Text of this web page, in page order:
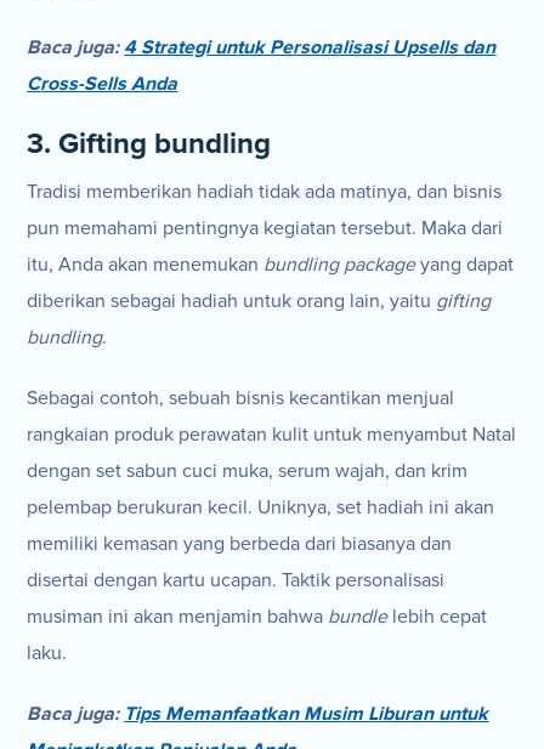
Baca juga: 4 Strategi untuk Personalisasi Upsells dan
Cross-Sells Anda
3. Gifting bundling
Tradisi memberikan hadiah tidak ada matinya, dan bisnis
pun memahami pentingnya kegiatan tersebut. Maka dari
itu, Anda akan menemukan bundling packageyang dapat
diberikan sebagai hadiah untuk orang lain, yaitu gifting
bundling.
Sebagai contoh, sebuah bisnis kecantikan menjual
rangkaian produk perawatan kulit untuk menyambut Natal
dengan set sabun cuci muka, serum wajah, dan krim
pelembap berukuran kecil. Uniknya, set hadiah ini akan
memiliki kemasan yang berbeda dari biasanya dan
disertai dengan kartu ucapan. Taktik personalisasi
musiman ini akan menjamin bahwa bundle lebih cepat
laku.
Baca juga: Tips Memanfaatkan Musim Liburan untuk